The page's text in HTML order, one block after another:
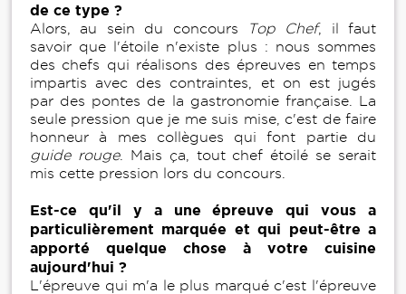
de ce type ?
Alors, au sein du concours Top Chef, il faut
savoir que l'étoile n'existe plus : nous sommes
des chefs qui réalisons des épreuves en temps
impartis avec des contraintes, et on est jugés
par des pontes de la gastronomie française. La
seule pression que je me suis mise, c'est de faire
honneur à mes collègues qui font partie du
guide rouge. Mais ça, tout chef étoilé se serait
mis cette pression lors du concours.
Est-ce qu'il y a une épreuve qui vous a
particulièrement marquée et qui peut-être a
apporté quelque chose à votre cuisine
aujourd'hui ?
L'épreuve qui m'a le plus marqué c'est l'épreuve